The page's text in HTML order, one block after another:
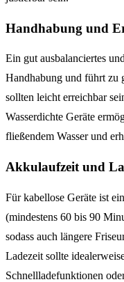
Handhabung und
Ein gut ausbalanciertes
Handhabung und führt zu
sollten leicht erreichbar
Wasserdichte Geräte
fließendem Wasser und
Akkulaufzeit und
Für kabellose Geräte ist
(mindestens 60 bis 90
sodass auch längere
Ladezeit sollte
Schnellladefunktionen